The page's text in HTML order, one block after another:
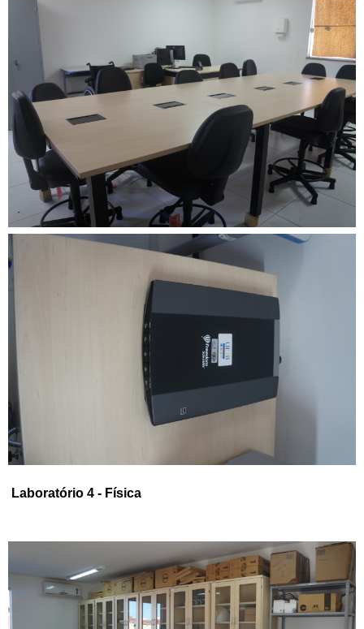
Laboratório 4 - Física